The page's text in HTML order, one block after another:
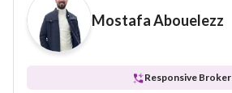
Mostafa Abouelezz
Responsive Broker